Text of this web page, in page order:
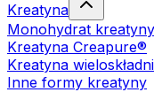
Kreatyna
Monohydrat kreatyny
Kreatyna Creapure®
Kreatyna
Inne formy kreatyny